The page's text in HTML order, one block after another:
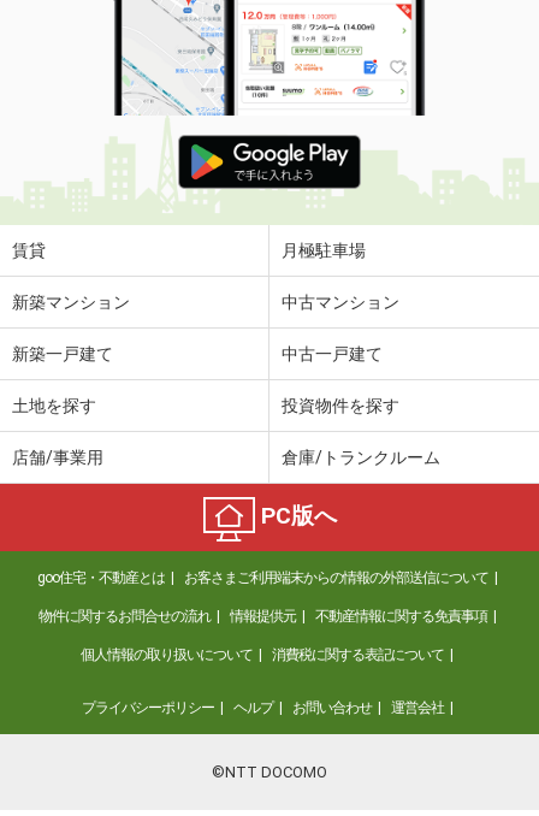
賃貸 月極駐車場
新築マンション 中古マンション
新築一戸建て 中古一戸建て
土地を探す 投資物件を探す
店舗/事業用 倉庫/トランクルーム
PC版へ
goo住宅・不動産とは お客さまご利用端末からの情報の外部送信について
物件に関するお問合せの流れ 情報提供元 不動産情報に関する免責事項
個人情報の取り扱いについて 消費税に関する表記について
プライバシーポリシー ヘルプ お問い合わせ 運営会社
©NTT DOCOMO